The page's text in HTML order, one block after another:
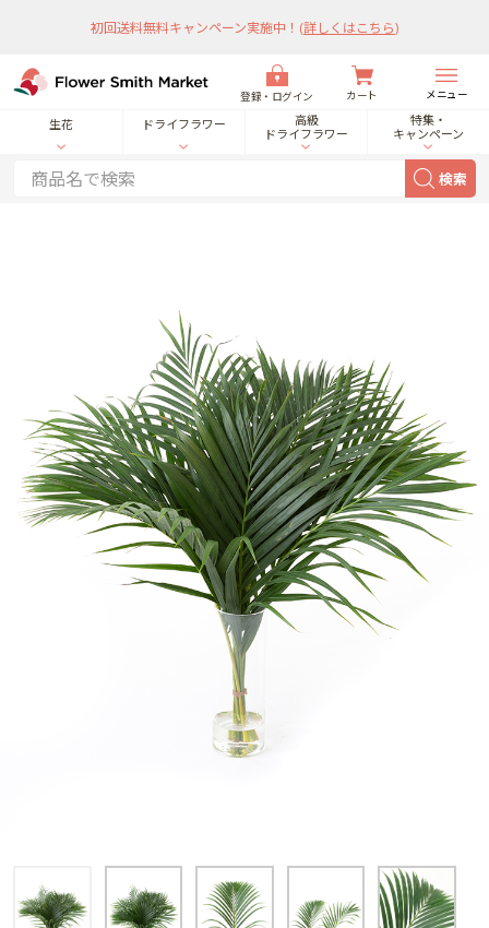
初回送料無料キャンペーン実施中！ (詳しくはこちら)
登録・ログイン カート メニュー
生花 ドライフラワー
高級
ドライフラワー
特集・
キャンペーン
検索